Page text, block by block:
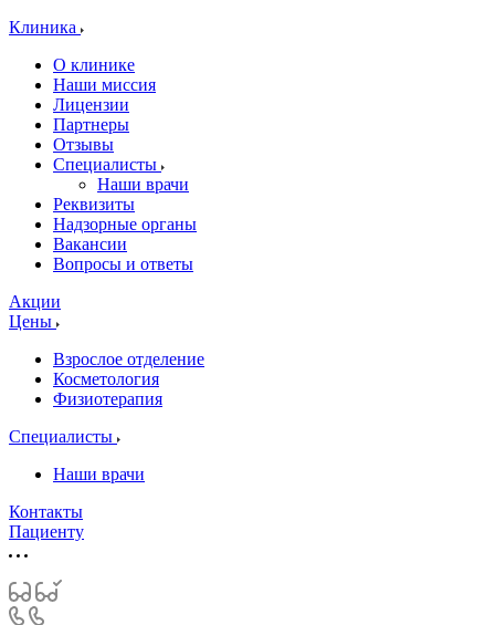
Клиника
О клинике
Наши миссия
Лицензии
Партнеры
Отзывы
Специалисты
Наши врачи
Реквизиты
Надзорные органы
Вакансии
Вопросы и ответы
Акции
Цены
Взрослое отделение
Косметология
Физиотерапия
Специалисты
Наши врачи
Контакты
Пациенту